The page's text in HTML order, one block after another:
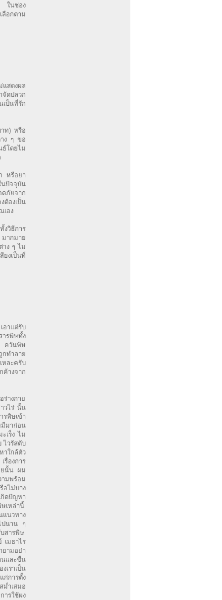
ในช่อง
ลือกตาม
แสดงผล
จัดปลวก
ป็นที่รัก
ท) หรือ
าง ๆ ขอ
ธ์โดยไม่
หรือยา
นปัจจุบัน
ภัยจาก
องเป็น
เอง
วิธีการ
มากมาย
าง ๆ ไม่
ยงเป็นที่
อาแต่รับ
ารพิษทั้ง
ควันพิษ
กทำลาย
หละครับ
ค้างจาก
ร่างกาย
วไร่ นั้น
พิษเข้า
มีมาก่อน
เร็ง ไม
ไวรัสตับ
าใกล้ตัว
รื่องการ
ยนั้น ผม
มพร้อม
อไม่บาง
กิดปัญหา
เหล่านี้
แนวทาง
ปนาน ๆ
สารพิษ
เมธาไร
ยามอย่า
นและชื่น
เราเป็น
ก่การตั้ง
ม่ำเสมอ
ารใช้ผง